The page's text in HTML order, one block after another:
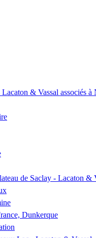
& Vassal associés
de Saclay - Lacaton &
Dunkerque